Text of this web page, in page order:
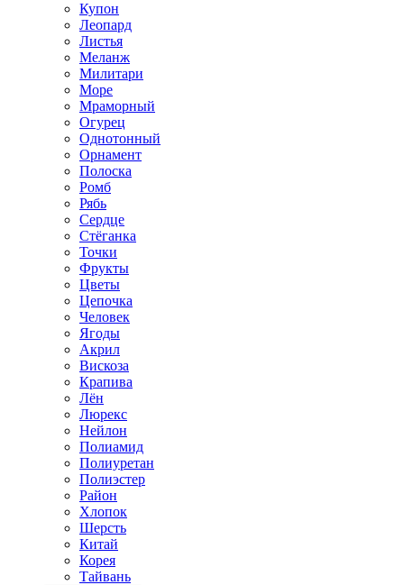
Купон
Леопард
Листья
Меланж
Милитари
Море
Мраморный
Огурец
Однотонный
Орнамент
Полоска
Ромб
Рябь
Сердце
Стёганка
Точки
Фрукты
Цветы
Цепочка
Человек
Ягоды
Акрил
Вискоза
Крапива
Лён
Люрекс
Нейлон
Полиамид
Полиуретан
Полиэстер
Район
Хлопок
Шерсть
Китай
Корея
Тайвань